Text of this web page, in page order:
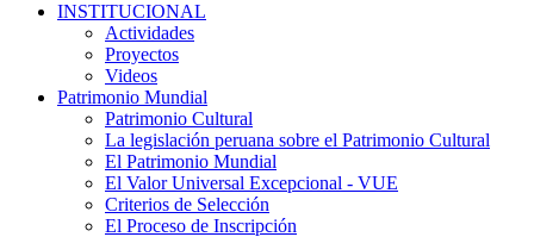
INSTITUCIONAL
Actividades
Proyectos
Videos
Patrimonio Mundial
Patrimonio Cultural
La legislación peruana sobre el Patrimonio Cultural
El Patrimonio Mundial
El Valor Universal Excepcional - VUE
Criterios de Selección
El Proceso de Inscripción